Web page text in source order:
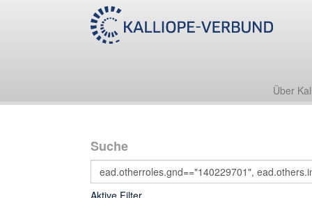
Über
Suche
Aktive Filter